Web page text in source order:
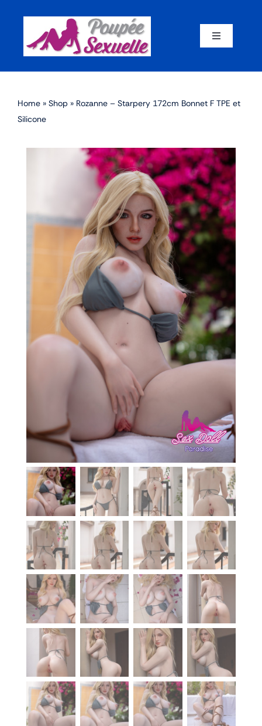
content
Toggle
Par corps
Par taille
Sex dolls en promotion
Livraison
À propos
Blog
Home » Shop » Rozanne – Starpery 172cm Bonnet F TPE et
Silicone